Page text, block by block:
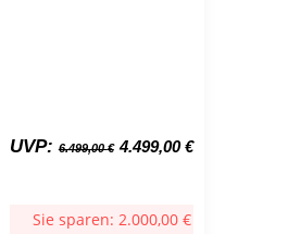
UVP: 6.499,00€ Ursprünglicher
6.499,00 €
4.499,00€Aktueller
Sie sparen: 2.000,00 €